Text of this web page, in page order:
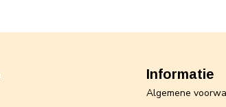
Informatie
Algemene